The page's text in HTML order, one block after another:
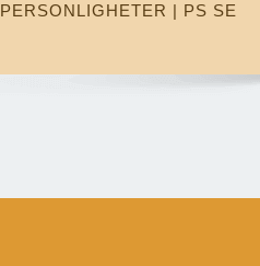
PERSONLIGHETER | PS SE